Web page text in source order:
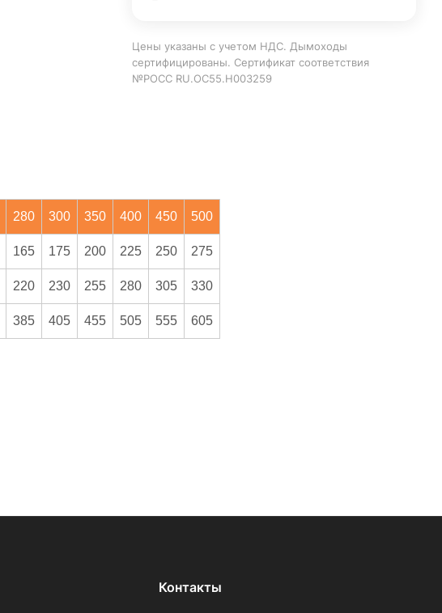
Цены указаны с учетом НДС. Дымоходы
сертифицированы. Сертификат соответствия
№РОСС RU.ОС55.Н003259
280 300 350 400 450 500
165 175 200 225 250 275
220 230 255 280 305 330
385 405 455 505 555 605
Контакты